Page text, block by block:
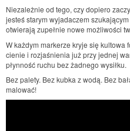
Niezależnie od tego, czy dopiero
jesteś starym wyjadaczem
otwierają zupełnie nowe możliwości
W każdym markerze kryje się kultowa
cienie i rozjaśnienia już przy jednej
płynność ruchu bez żadnego wysiłku.
Bez palety. Bez kubka z wodą. Bez
malować!